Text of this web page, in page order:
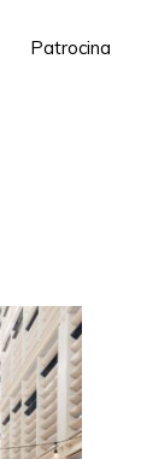
Patrocina